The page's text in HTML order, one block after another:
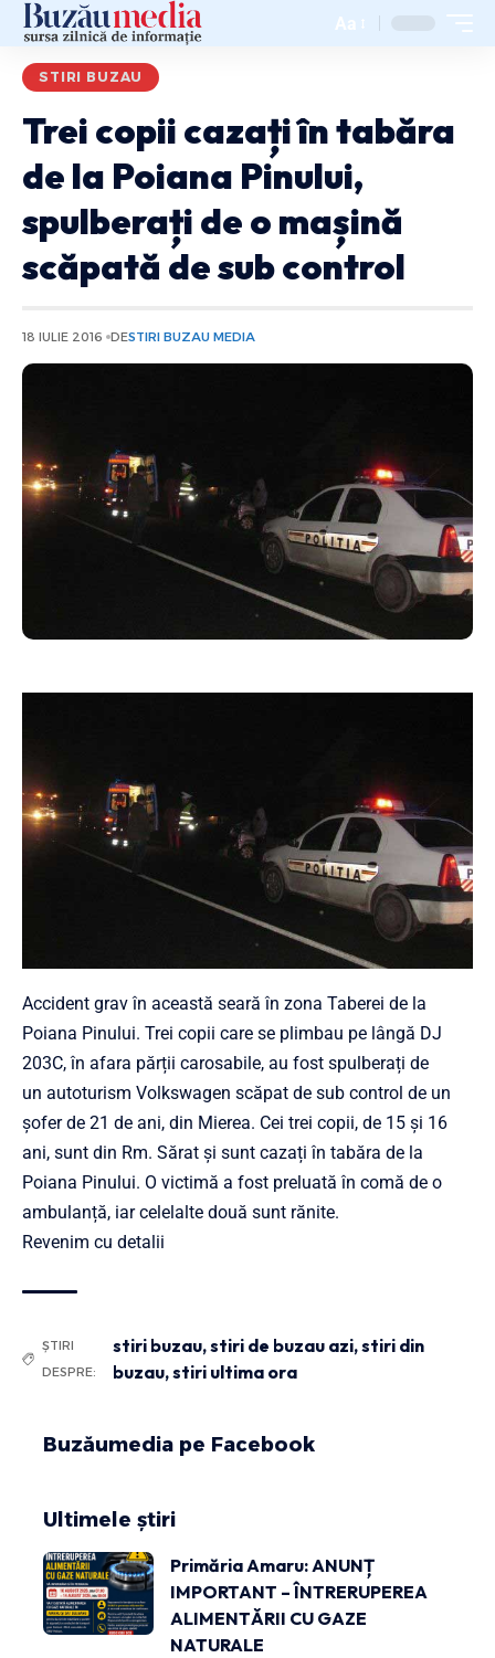
Aa
STIRI BUZAU
Trei copii cazați în tabăra
de la Poiana Pinului,
spulberați de o mașină
scăpată de sub control
18 IULIE 2016 DESTIRI BUZAU MEDIA
Accident grav în această seară în zona Taberei de la
Poiana Pinului. Trei copii care se plimbau pe lângă DJ
203C, în afara părții carosabile, au fost spulberați de
un autoturism Volkswagen scăpat de sub control de un
șofer de 21 de ani, din Mierea. Cei trei copii, de 15 și 16
ani, sunt din Rm. Sărat și sunt cazați în tabăra de la
Poiana Pinului. O victimă a fost preluată în comă de o
ambulanță, iar celelalte două sunt rănite.
Revenim cu detalii
ȘTIRI
DESPRE:
stiri buzau,stiri de buzau azi,stiri din
buzau,stiri ultima ora
Buzăumedia pe Facebook
Ultimele știri
Primăria Amaru: ANUNȚ
IMPORTANT – ÎNTRERUPEREA
ALIMENTĂRII CU GAZE
NATURALE